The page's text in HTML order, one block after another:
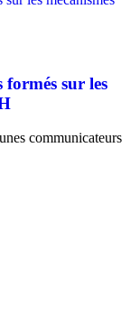
formés sur les
communicateurs